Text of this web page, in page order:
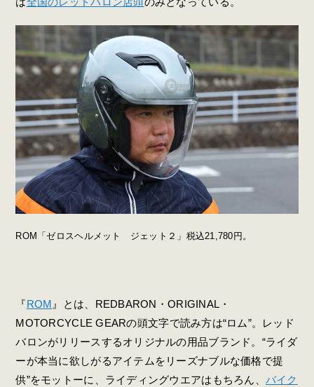
ROM「ゼロスヘルメット ジェット２」税込21,780円。
『ROM 』とは、REDBARON・ORIGINAL・
MOTORCYCLE GEARの頭文字で読み方は“ロム”。レッド
バロンがリリースするオリジナルの用品ブランド。“ライダ
ーが本当に欲しがるアイテムをリーズナブルな価格で提
供”をモットーに、ライディングウエアはもちろん、 バイク